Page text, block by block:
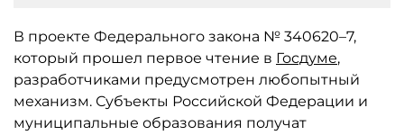
В проекте Федерального закона № 340620–7,
который прошел первое чтение в Госдуме,
разработчиками предусмотрен любопытный
механизм. Субъекты Российской Федерации и
муниципальные образования получат